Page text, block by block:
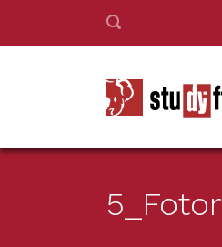
5_Fotor